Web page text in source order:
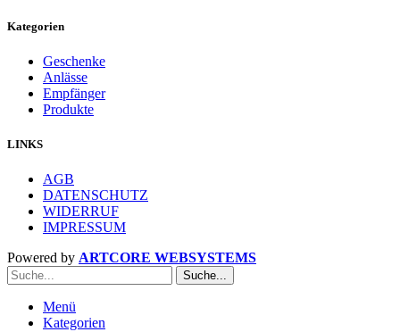
Kategorien
Geschenke
Anlässe
Empfänger
Produkte
LINKS
AGB
DATENSCHUTZ
WIDERRUF
IMPRESSUM
Powered by ARTCORE WEBSYSTEMS
Suche...
Menü
Kategorien